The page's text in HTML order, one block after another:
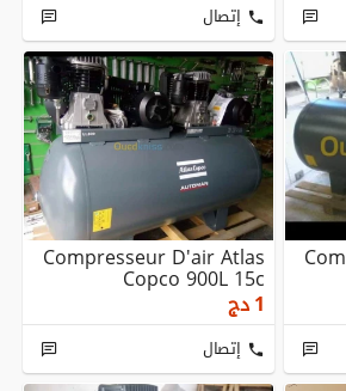
إتصال
Compresseur D'air Atlas
Copco 900L 15c
1دج
إتصال